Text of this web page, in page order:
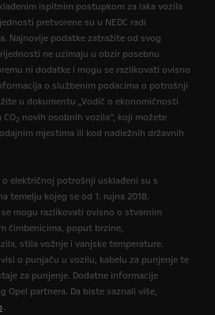
ispitnim postupkom za laka vozila
pretvorene su u NEDC radi
Najnovije podatke zatražite od svog
ne uzimaju u obzir posebnu
ni dodatke i mogu se razlikovati ovisno
o službenim podacima o potrošnji
u dokumentu „Vodič o ekonomičnosti
2 novih osobnih vozila”, koji možete
mjestima ili kod nadležnih državnih
električnoj potrošnji usklađeni su s
temelju kojeg se od 1. rujna 2018.
mogu razlikovati ovisno o stvarnim
čimbenicima, poput brzine,
stila vožnje i vanjske temperature.
o punjaču u vozilu, kabelu za punjenje te
za punjenje. Dodatne informacije
Opel partnera. Da biste saznali više,
.